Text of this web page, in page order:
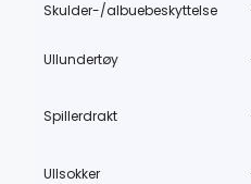
Skulder-/albuebeskyttelse
Ullundertøy
Spillerdrakt
Ullsokker